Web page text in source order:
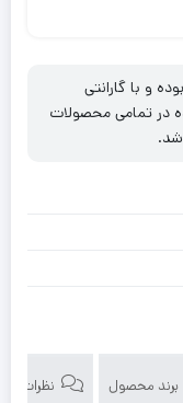
و با گارانتی
در تمامی محصولات
برند محصول نظرات (0)